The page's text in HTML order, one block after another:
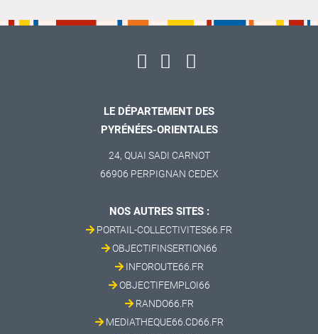
LE DÉPARTEMENT DES
PYRÉNÉES-ORIENTALES
24, QUAI SADI CARNOT
66906 PERPIGNAN CEDEX
NOS AUTRES SITES :
PORTAIL-COLLECTIVITES66.FR
OBJECTIFINSERTION66
INFOROUTE66.FR
OBJECTIFEMPLOI66
RANDO66.FR
MEDIATHEQUE66.CD66.FR